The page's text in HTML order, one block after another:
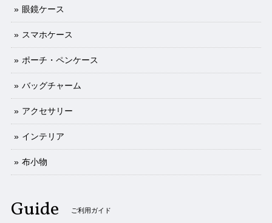
眼鏡ケース
スマホケース
ポーチ・ペンケース
バッグチャーム
アクセサリー
インテリア
布小物
Guide ご利用ガイド